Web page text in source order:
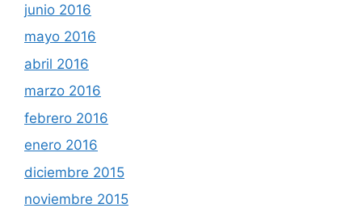
junio 2016
mayo 2016
abril 2016
marzo 2016
febrero 2016
enero 2016
diciembre 2015
noviembre 2015